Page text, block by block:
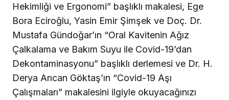
Hekimliği ve Ergonomi” başlıklı makalesi, Ege
Bora Eciroğlu, Yasin Emir Şimşek ve Doç. Dr.
Mustafa Gündoğar’ın “Oral Kavitenin Ağız
Çalkalama ve Bakım Suyu ile Covid-19’dan
Dekontaminasyonu” başlıklı derlemesi ve Dr. H.
Derya Arıcan Göktaş’ın “Covid-19 Aşı
Çalışmaları” makalesini ilgiyle okuyacağınızı